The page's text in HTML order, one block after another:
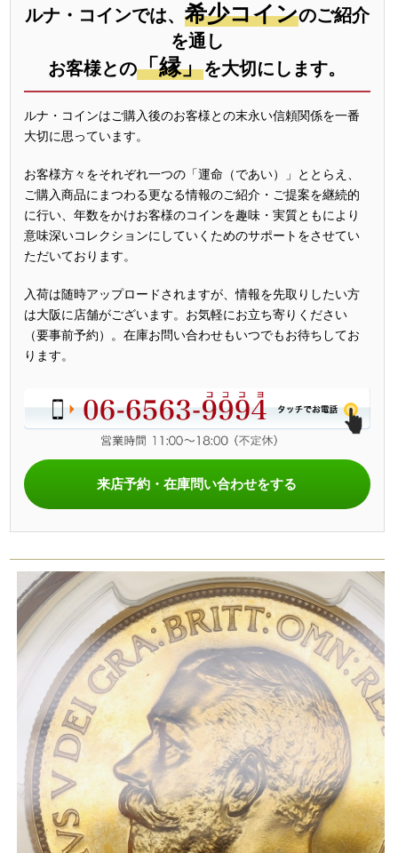
ルナ・コインでは、 希少コインのご紹介
を通し
お客様との「縁」を大切にします。
ルナ・コインはご購入後のお客様との末永い信頼関係を一番
大切に思っています。
お客様方々をそれぞれ一つの「運命（であい）」ととらえ、
ご購入商品にまつわる更なる情報のご紹介・ご提案を継続的
に行い、年数をかけお客様のコインを趣味・実質ともにより
意味深いコレクションにしていくためのサポートをさせてい
ただいております。
入荷は随時アップロードされますが、情報を先取りしたい方
は大阪に店舗がございます。お気軽にお立ち寄りください
（要事前予約）。在庫お問い合わせもいつでもお待ちしてお
ります。
来店予約・在庫問い合わせをする